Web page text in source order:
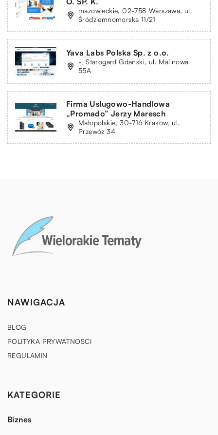
mazowieckie, 02-758 Warszawa, ul.
Śródziemnomorska 11/21
Yava Labs Polska Sp. z o.o.
-, Starogard Gdański, ul. Malinowa
55A
Firma Usługowo-Handlowa
„Promado” Jerzy Maresch
Małopolskie, 30-716 Kraków, ul.
Przewóz 34
NAWIGACJA
BLOG
POLITYKA PRYWATNOŚCI
REGULAMIN
KATEGORIE
Biznes